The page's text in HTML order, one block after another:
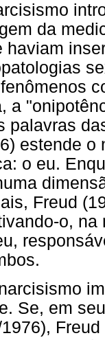
da
haviam
a
palavras
estende
o eu.
Freud
o,
Se, em